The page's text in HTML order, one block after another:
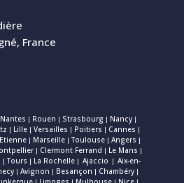
France
Nantes | Rouen | Strasbourg | Nancy |
| Lille| Versailles | Poitiers | Cannes |
| Marseille|Toulouse| Angers |
| Clermont Ferrand | Le Mans |
|Tours | La Rochelle |Ajaccio |Aix-en-
|Avignon | Besançon | Chambéry |